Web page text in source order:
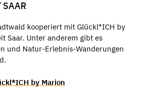
SAAR
kooperiert mit Glückl*ICH by
Saar. Unter anderem gibt es
und Natur-Erlebnis-Wanderungen
by Marion